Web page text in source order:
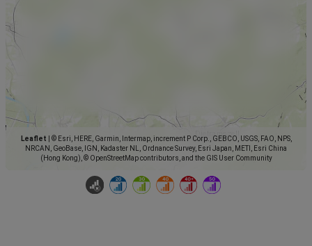
Leaflet
© Esri, HERE, Garmin, Intermap, increment P Corp., GEBCO, USGS, FAO, NPS,
NRCAN, GeoBase, IGN, Kadaster NL, Ordnance Survey, Esri Japan, METI, Esri China
(Hong Kong), © OpenStreetMap contributors, and the GIS User Community